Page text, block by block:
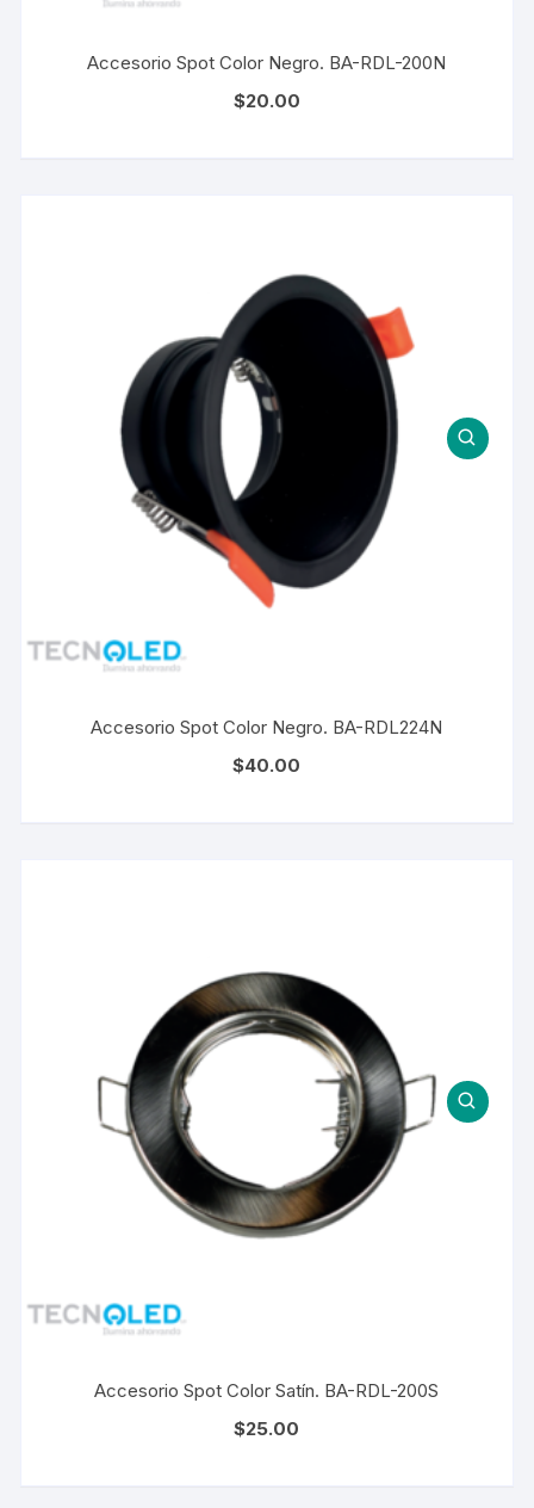
Accesorio Spot Color Negro. BA-RDL-200N
$20.00
Accesorio Spot Color Negro. BA-RDL224N
$40.00
Accesorio Spot Color Satín. BA-RDL-200S
$25.00